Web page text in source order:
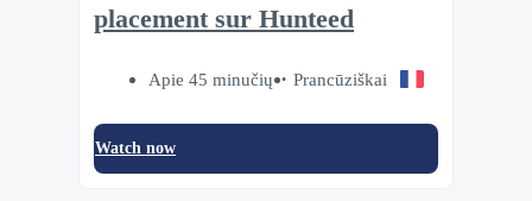
placement sur Hunteed
Apie 45 minučių Prancūziškai
Watch now